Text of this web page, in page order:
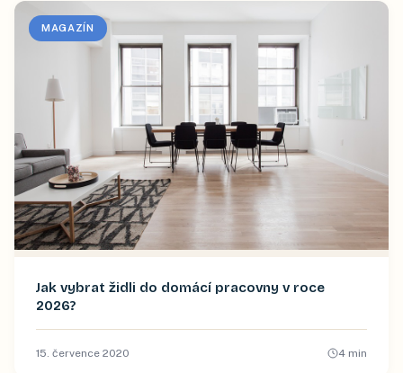
MAGAZÍN
Jak vybrat židli do domácí pracovny v roce
2026?
15. července 2020 4 min